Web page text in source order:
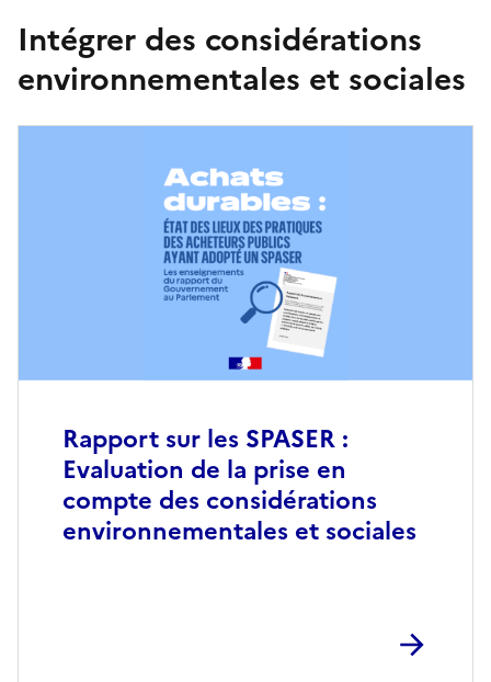
Intégrer des considérations
environnementales et sociales
Rapport sur les SPASER :
Evaluation de la prise en
compte des considérations
environnementales et sociales